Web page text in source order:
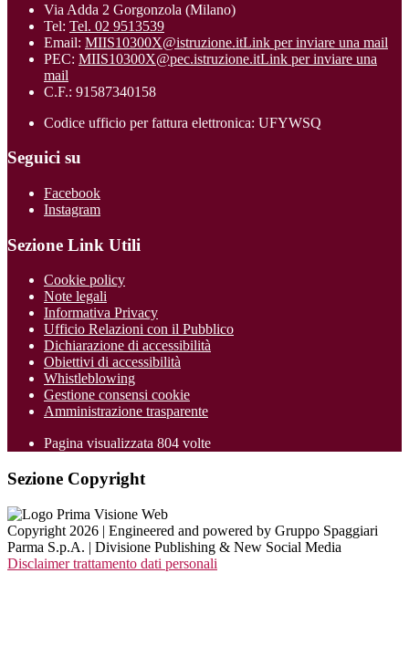
Via Adda 2 Gorgonzola (Milano)
Tel: Tel. 02 9513539
Email: MIIS10300X@istruzione.itLink per inviare una mail
PEC: MIIS10300X@pec.istruzione.itLink per inviare una
mail
C.F.: 91587340158
Codice ufficio per fattura elettronica: UFYWSQ
Seguici su
Facebook
Instagram
Sezione Link Utili
Cookie policy
Note legali
Informativa Privacy
Ufficio Relazioni con il Pubblico
Dichiarazione di accessibilità
Obiettivi di accessibilità
Whistleblowing
Gestione consensi cookie
Amministrazione trasparente
Pagina visualizzata 804 volte
Sezione Copyright
Copyright 2026 | Engineered and powered by Gruppo Spaggiari
Parma S.p.A. | Divisione Publishing & New Social Media
Disclaimer trattamento dati personali